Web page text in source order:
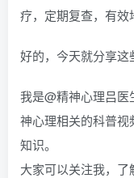
疗，定期复查，有效
好的，今天就分享这
我是@精神心理吕
神心理相关的科普
知识。
大家可以关注我，了